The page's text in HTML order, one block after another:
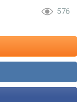
576